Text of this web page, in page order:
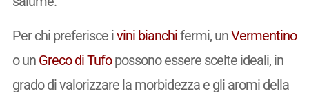
Per chi preferisce ivini bianchifermi, unVermentino
o un Greco di Tufopossono essere scelte ideali, in
grado di valorizzare la morbidezza e gli aromi della